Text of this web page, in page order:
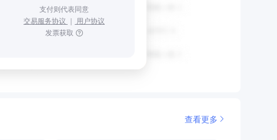
支付则代表同意
交易服务协议 ｜ 用户协议
发票获取
查看更多